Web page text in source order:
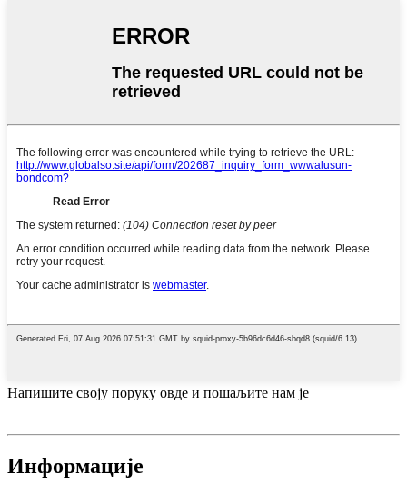
Напишите своју поруку овде и пошаљите нам је
Информације